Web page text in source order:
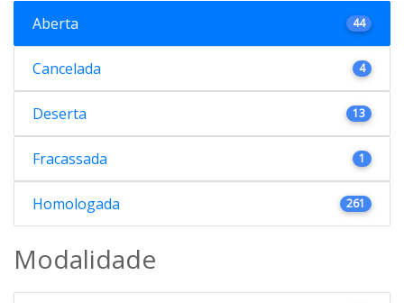
Aberta 44
Cancelada 4
Deserta 13
Fracassada 1
Homologada 261
Modalidade